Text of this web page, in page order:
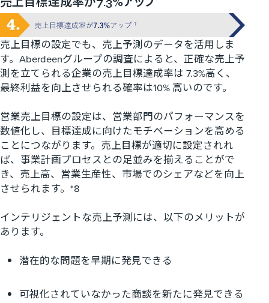
売上目標の設定でも、売上予測のデータを活用しま
す。 Aberdeenグループの調査によると、正確な売上予
測を立てられる企業の売上目標達成率は 7.3%高く、
最終利益を向上させられる確率は10% 高いのです。
営業売上目標の設定は、営業部門のパフォーマンスを
数値化し、目標達成に向けたモチベーションを高める
ことにつながります。売上目標が適切に設定されれ
ば、事業計画プロセスとの足並みを揃えることがで
き、売上高、営業生産性、市場でのシェアなどを向上
させられます。 *8
インテリジェントな売上予測には、以下のメリットが
あります。
潜在的な問題を早期に発見できる
可視化されていなかった商談を新たに発見できる